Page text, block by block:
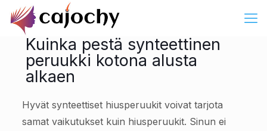
Kuinka pestä synteettinen
peruukki kotona alusta
alkaen
Hyvät synteettiset hiusperuukit voivat tarjota
samat vaikutukset kuin hiusperuukit. Sinun ei